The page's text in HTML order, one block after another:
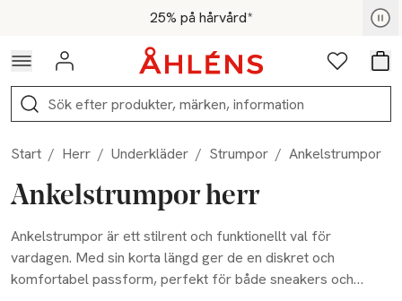
Hoppa till navigationsmenyn25% på hårvård*
För medlemmar - Shoppa nu
Logga in Favoriter
Sök
Start / Herr / Underkläder / Strumpor / Ankelstrumpor
Ankelstrumpor herr
Ankelstrumpor är ett stilrent och funktionellt val för
vardagen. Med sin korta längd ger de en diskret och
komfortabel passform, perfekt för både sneakers och